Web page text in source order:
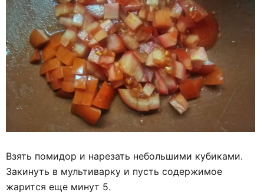
Взять помидор и нарезать небольшими кубиками.
Закинуть в мультиварку и пусть содержимое
жарится еще минут 5.